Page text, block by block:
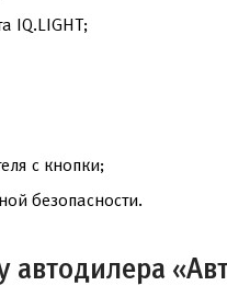
IQ.LIGHT;
с кнопки;
безопасности.
автодилера